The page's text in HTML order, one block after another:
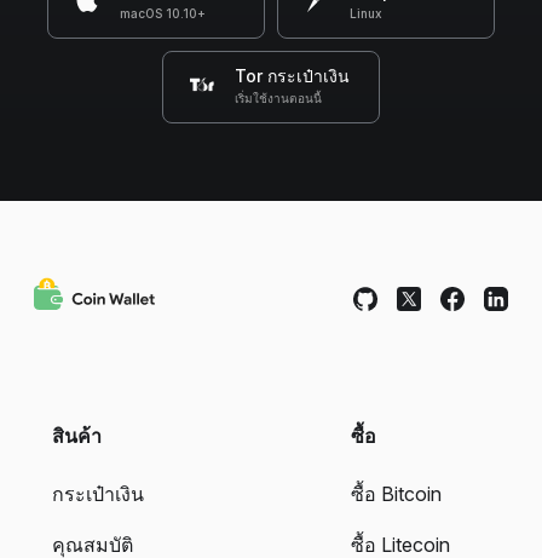
macOS 10.10+ Linux
Tor กระเป๋าเงิน
เริ่มใช้งานตอนนี้
สินค้า
กระเป๋าเงิน
คุณสมบัติ
ซื้อ
ซื้อ Bitcoin
ซื้อ Litecoin